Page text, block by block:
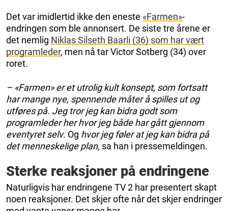
Det var imidlertid ikke den eneste «Farmen»-
endringen som ble annonsert. De siste tre årene er
det nemlig Niklas Silseth Baarli (36) som har vært
programleder, men nå tar Victor Sotberg (34) over
roret.
– «Farmen» er et utrolig kult konsept, som fortsatt
har mange nye, spennende måter å spilles ut og
utføres på. Jeg tror jeg kan bidra godt som
programleder her hvor jeg både har gått gjennom
eventyret selv. Og hvor jeg føler at jeg kan bidra på
det menneskelige plan, sa han i pressemeldingen.
Sterke reaksjoner på endringene
Naturligvis har endringene TV 2 har presentert skapt
noen reaksjoner. Det skjer ofte når det skjer endringer